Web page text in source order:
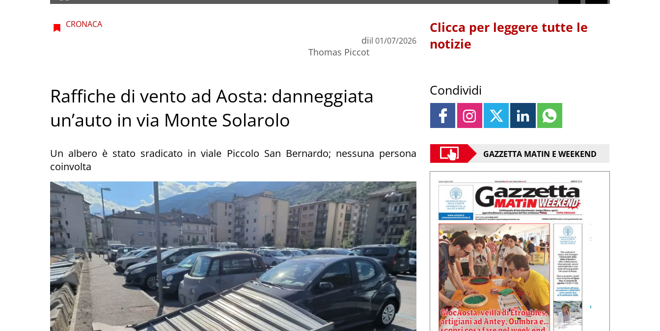
CRONACA
di
Thomas Piccot
il 01/07/2026
Raffiche di vento ad Aosta: danneggiata
un’auto in via Monte Solarolo
Un albero è stato sradicato in viale Piccolo San Bernardo; nessuna persona
coinvolta
Clicca per leggere tutte le
notizie
Condividi
GAZZETTA MATIN E WEEKEND